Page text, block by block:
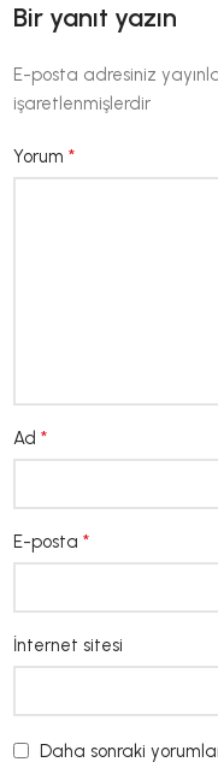
Bir yanıt yazın
E-posta adresiniz
işaretlenmişlerdir
Yorum*
Ad*
E-posta*
İnternet sitesi
Daha sonraki